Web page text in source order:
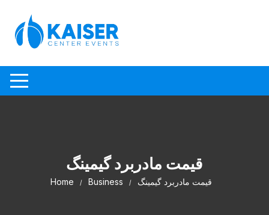
قیمت مادربرد گیمینگ
Home Business قیمت مادربرد گیمینگ